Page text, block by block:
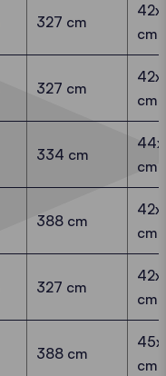
327 cm
cm
327 cm
cm
334 cm
cm
388 cm
cm
327 cm
cm
388 cm
cm